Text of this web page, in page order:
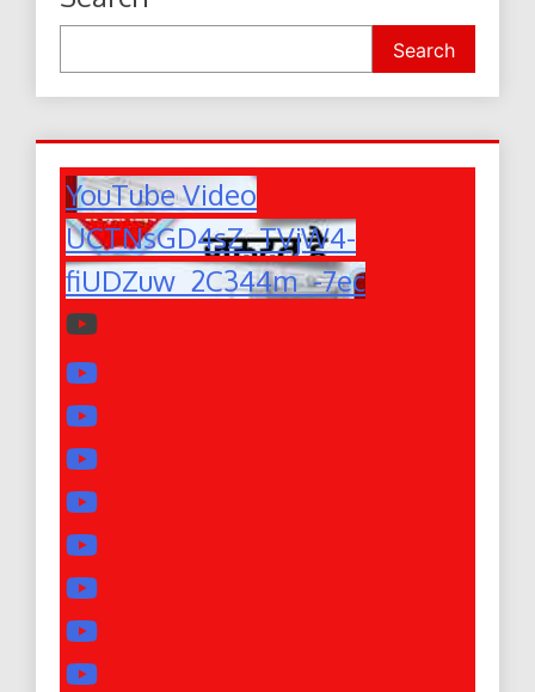
Search
YouTube Video
UCTNsGD4sZ_TVjW4-
fiUDZuw_2C344m_-7ec